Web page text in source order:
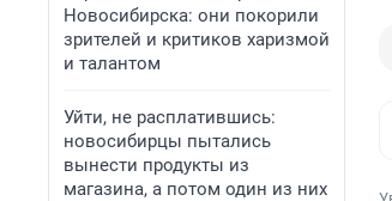
Новосибирска: они покорили
зрителей и критиков харизмой
и талантом
Уйти, не расплатившись:
новосибирцы пытались
вынести продукты из
магазина, а потом один из них